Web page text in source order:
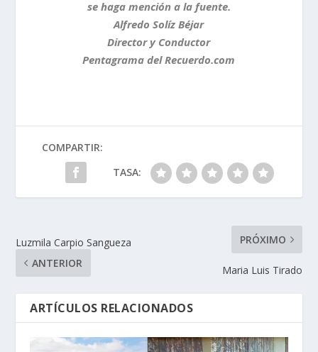
se haga mención a la fuente.
Alfredo Solíz Béjar
Director y Conductor
Pentagrama del Recuerdo.com
COMPARTIR:
TASA:
Luzmila Carpio Sangueza
ANTERIOR
PRÓXIMO
Maria Luis Tirado
ARTÍCULOS RELACIONADOS